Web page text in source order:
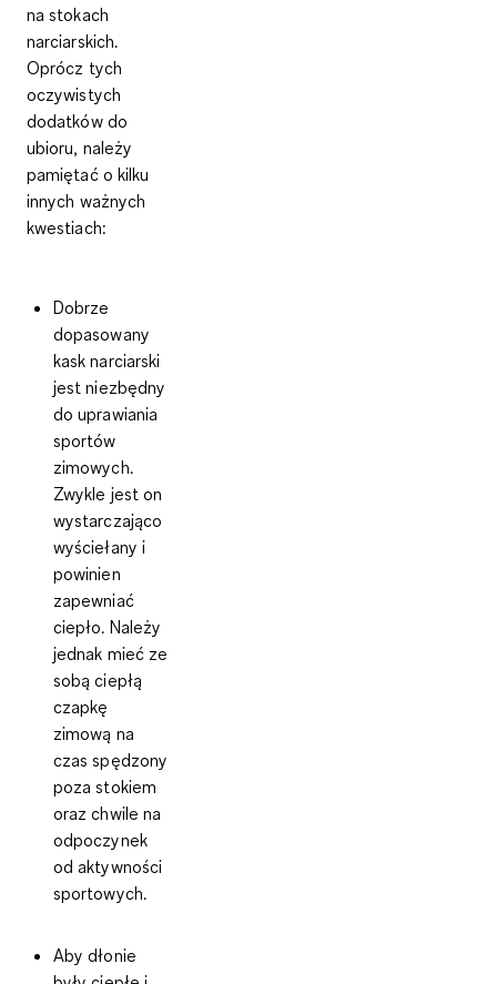
na stokach
narciarskich.
Oprócz tych
oczywistych
dodatków do
ubioru, należy
pamiętać o kilku
innych ważnych
kwestiach:
Dobrze
dopasowany
kask narciarski
jest niezbędny
do uprawiania
sportów
zimowych.
Zwykle jest on
wystarczająco
wyściełany i
powinien
zapewniać
ciepło. Należy
jednak mieć ze
sobą ciepłą
czapkę
zimową na
czas spędzony
poza stokiem
oraz chwile na
odpoczynek
od aktywności
sportowych.
Aby dłonie